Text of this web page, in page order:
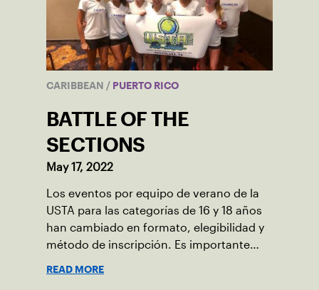
CARIBBEAN / PUERTO RICO
BATTLE OF THE
SECTIONS
May 17, 2022
Los eventos por equipo de verano de la
USTA para las categorías de 16 y 18 años
han cambiado en formato, elegibilidad y
método de inscripción. Es importante
READ MORE